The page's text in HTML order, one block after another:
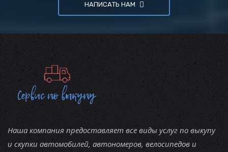
НАПИСАТЬ НАМ
Наша компания предоставляет все виды услуг по выкупу
и скупки автомобилей, автономеров, велосипедов и